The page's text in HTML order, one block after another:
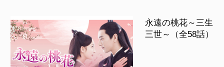
永遠の桃花～三生
三世～（全58話）